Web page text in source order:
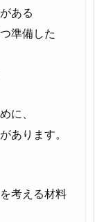
ある
準備した
に、
あります。
考える材料